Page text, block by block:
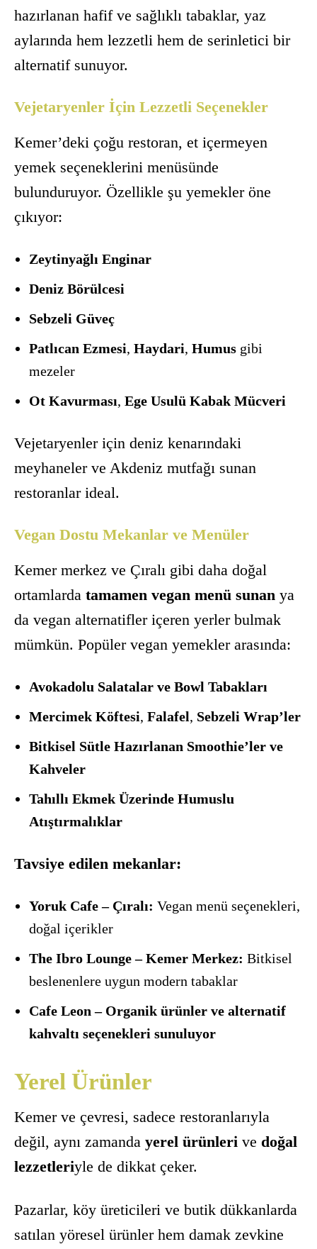
hazırlanan hafif ve sağlıklı tabaklar, yaz
aylarında hem lezzetli hem de serinletici bir
alternatif sunuyor.
Vejetaryenler İçin Lezzetli Seçenekler
Kemer’deki çoğu restoran, et içermeyen
yemek seçeneklerini menüsünde
bulunduruyor. Özellikle şu yemekler öne
çıkıyor:
Zeytinyağlı Enginar
Deniz Börülcesi
Sebzeli Güveç
Patlıcan Ezmesi, Haydari, Humus gibi
mezeler
Ot Kavurması, Ege Usulü Kabak Mücveri
Vejetaryenler için deniz kenarındaki
meyhaneler ve Akdeniz mutfağı sunan
restoranlar ideal.
Vegan Dostu Mekanlar ve Menüler
Kemer merkez ve Çıralı gibi daha doğal
ortamlarda tamamen vegan menü sunan ya
da vegan alternatifler içeren yerler bulmak
mümkün. Popüler vegan yemekler arasında:
Avokadolu Salatalar ve Bowl Tabakları
Mercimek Köftesi, Falafel, Sebzeli Wrap’ler
Bitkisel Sütle Hazırlanan Smoothie’ler ve
Kahveler
Tahıllı Ekmek Üzerinde Humuslu
Atıştırmalıklar
Tavsiye edilen mekanlar:
Yoruk Cafe – Çıralı: Vegan menü seçenekleri,
doğal içerikler
The Ibro Lounge – Kemer Merkez: Bitkisel
beslenenlere uygun modern tabaklar
Cafe Leon – Organik ürünler ve alternatif
kahvaltı seçenekleri sunuluyor
Yerel Ürünler
Kemer ve çevresi, sadece restoranlarıyla
değil, aynı zamanda yerel ürünleri ve doğal
lezzetleriyle de dikkat çeker.
Pazarlar, köy üreticileri ve butik dükkanlarda
satılan yöresel ürünler hem damak zevkine